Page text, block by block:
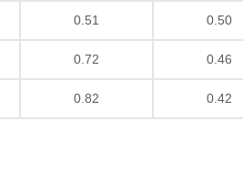
0.51 0.50
0.72 0.46
0.82 0.42